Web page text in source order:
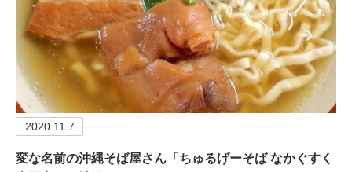
2020.11.7
変な名前の沖縄そば屋さん「ちゅるげーそば なかぐすく